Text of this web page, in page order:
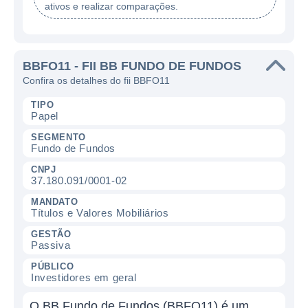
ativos e realizar comparações.
BBFO11 - FII BB FUNDO DE FUNDOS
Confira os detalhes do fii BBFO11
TIPO
Papel
SEGMENTO
Fundo de Fundos
CNPJ
37.180.091/0001-02
MANDATO
Títulos e Valores Mobiliários
GESTÃO
Passiva
PÚBLICO
Investidores em geral